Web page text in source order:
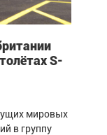
S-
мировых
в группу